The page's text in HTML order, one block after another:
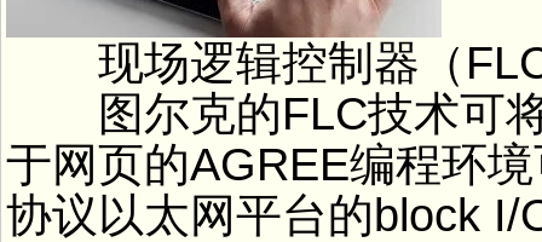
现场逻辑控制器（
图尔克的FLC技术可将
于网页的AGREE编程环
协议以太网平台的block